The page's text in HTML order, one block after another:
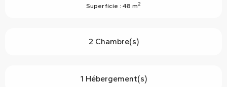
Superficie : 48 m2
2 Chambre(s)
1 Hébergement(s)